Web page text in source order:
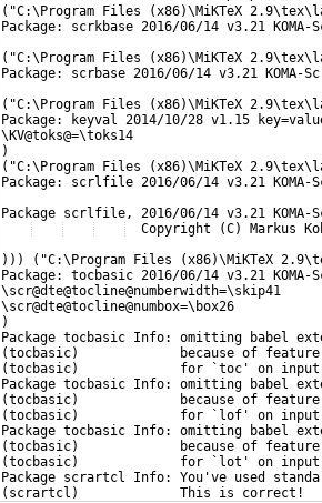
("C:\Program Files (x86)\MiKTeX
Package: scrkbase 2016/06/14 v3.21
("C:\Program Files (x86)\MiKTeX
Package: scrbase 2016/06/14 v3.21
("C:\Program Files (x86)\MiKTeX
Package: keyval 2014/10/28 v1.15
\KV@toks@=\toks14
)
("C:\Program Files (x86)\MiKTeX
Package: scrlfile 2016/06/14 v3.21
Package scrlfile, 2016/06/14 v3.21
Copyright (C) Markus
))) ("C:\Program Files (x86)\MiKTeX
Package: tocbasic 2016/06/14 v3.21
\scr@dte@tocline@numberwidth=\skip41
\scr@dte@tocline@numbox=\box26
)
Package tocbasic Info: omitting babel
(tocbasic)             because of feature
(tocbasic)             for `toc' on input
Package tocbasic Info: omitting babel
(tocbasic)             because of feature
(tocbasic)             for `lof' on input
Package tocbasic Info: omitting babel
(tocbasic)             because of feature
(tocbasic)             for `lot' on input
Package scrartcl Info: You've used
(scrartcl)             This is correct!